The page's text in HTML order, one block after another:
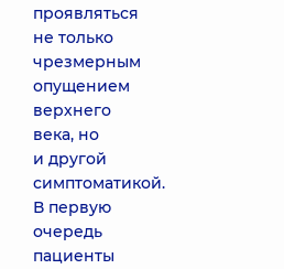
проявляться
не только
чрезмерным
опущением
верхнего
века, но
и другой
симптоматикой.
В первую
очередь
пациенты